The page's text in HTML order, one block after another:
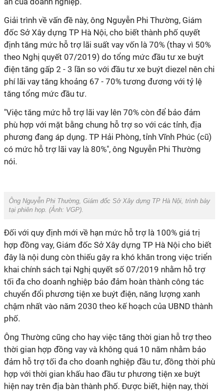
Giải trình về vấn đề này, ông Nguyễn Phi Thường, Giám
đốc Sở Xây dựng TP Hà Nội, cho biết thành phố quyết
định tăng mức hỗ trợ lãi suất vay vốn là 70% (thay vì 50%
theo Nghị quyết 07/2019) do tổng mức đầu tư xe buýt
điện tăng gấp 2 - 3 lần so với đầu tư xe buýt diezel nên chi
phí lãi vay tăng khoảng 67 - 70% tương đương với tỷ lệ
tăng tổng mức đầu tư.
"Việc tăng mức hỗ trợ lãi vay lên 70% còn để bảo đảm
phù hợp với mặt bằng chung hỗ trợ so với các tỉnh, địa
phương đang áp dụng. TP Hải Phòng, tỉnh Vĩnh Phúc (cũ)
có mức hỗ trợ lãi vay là 80%", ông Nguyễn Phi Thường
nói.
Ông Nguyễn Phi Thường, Giám đốc Sở Xây dựng TP Hà Nội, trình bày
tại phiên họp. (Ảnh: VGP).
Đối với quy định mới về hạn mức hỗ trợ là 100% giá trị
hợp đồng vay, Giám đốc Sở Xây dựng TP Hà Nội cho biết
đây là nội dung còn thiếu gây ra khó khăn trong việc triển
khai chính sách tại Nghị quyết số 07/2019 nhằm hỗ trợ
tối đa cho doanh nghiệp bảo đảm hoàn thành công tác
chuyển đổi phương tiện xe buýt điện, năng lượng xanh
chậm nhất vào năm 2030 theo kế hoạch của UBND thành
phố.
Ông Thường cũng cho hay việc tăng thời gian hỗ trợ theo
thời gian hợp đồng vay và không quá 10 năm nhằm bảo
đảm hỗ trợ tối đa cho doanh nghiệp đầu tư, đồng thời phù
hợp với thời gian khấu hao đầu tư phương tiện xe buýt
hiện nay trên địa bàn thành phố. Được biết, hiện nay, thời